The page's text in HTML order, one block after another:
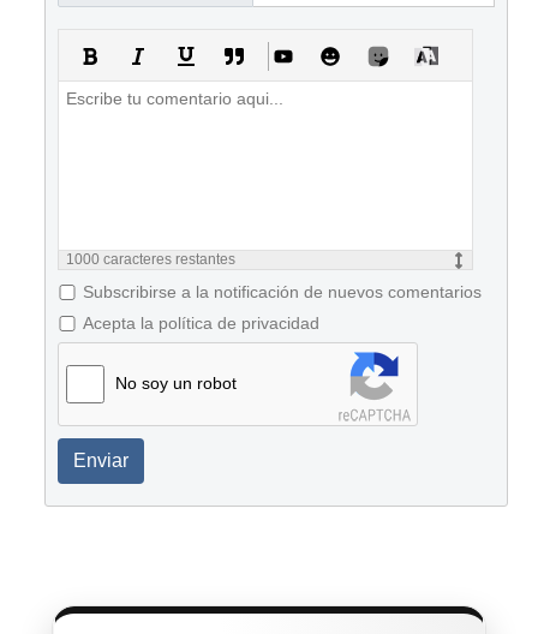
1000 caracteres restantes
Subscribirse a la notificación de nuevos comentarios
Acepta la política de privacidad
No soy un robot
Enviar